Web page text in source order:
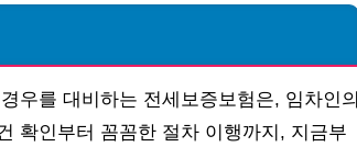
우를 대비하는 전세보증보험은, 임차인의
확인부터 꼼꼼한 절차 이행까지, 지금부